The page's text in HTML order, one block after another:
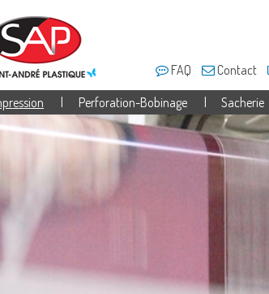
FAQ Contact
Perforation-Bobinage Sacherie